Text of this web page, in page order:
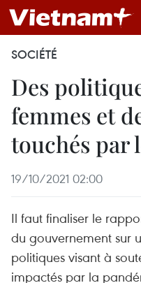
SOCIÉTÉ
Des
femmes et
touchés par
19/10/2021 02:00
Il faut finaliser le
du gouvernement sur
politiques visant à
impactés par la